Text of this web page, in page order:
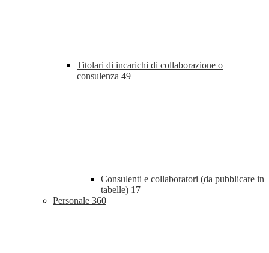
Titolari di incarichi di collaborazione o
consulenza 49
Consulenti e collaboratori (da pubblicare in
tabelle) 17
Personale 360